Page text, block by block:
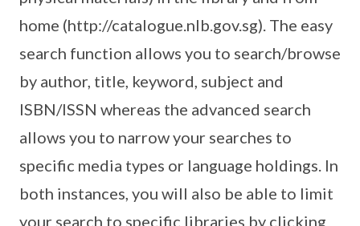
home (http://catalogue.nlb.gov.sg). The easy
search function allows you to search/browse
by author, title, keyword, subject and
ISBN/ISSN whereas the advanced search
allows you to narrow your searches to
specific media types or language holdings. In
both instances, you will also be able to limit
your search to specific libraries by clicking